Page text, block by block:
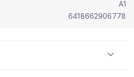
A1
6418662906778